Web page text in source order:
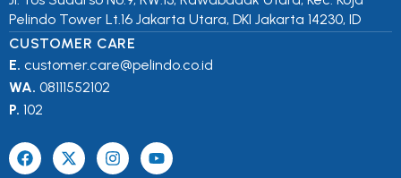
Pelindo Tower Lt.16 Jakarta Utara, DKI Jakarta 14230, ID
CUSTOMER CARE
E. customer.care@pelindo.co.id
WA. 08111552102
P. 102